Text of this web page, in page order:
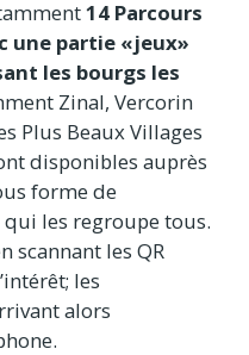
14 Parcours
une partie «jeux»
les bourgs les
Zinal, Vercorin
Plus Beaux Villages
disponibles auprès
forme de
les regroupe tous.
scannant les QR
les
alors